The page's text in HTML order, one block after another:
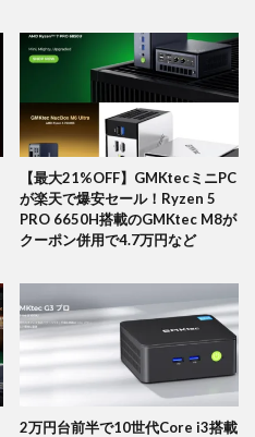
【最大21%OFF】GMKtecミニPC
が楽天で爆安セール！Ryzen 5
PRO 6650H搭載のGMKtec M8が
クーポン併用で4.7万円など
2万円台前半で10世代Core i3搭載